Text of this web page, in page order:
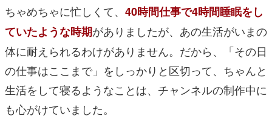
ちゃめちゃに忙しくて、 40時間仕事で4時間睡眠をし
ていたような時期がありましたが、あの生活がいまの
体に耐えられるわけがありません。だから、「その日
の仕事はここまで」をしっかりと区切って、ちゃんと
生活をして寝るようなことは、チャンネルの制作中に
も心がけていました。